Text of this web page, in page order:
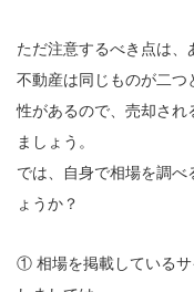
ただ注意するべき点は、
不動産は同じものが二
性があるので、売却され
ましょう。
では、自身で相場を調べ
ょうか？
① 相場を掲載しているサ